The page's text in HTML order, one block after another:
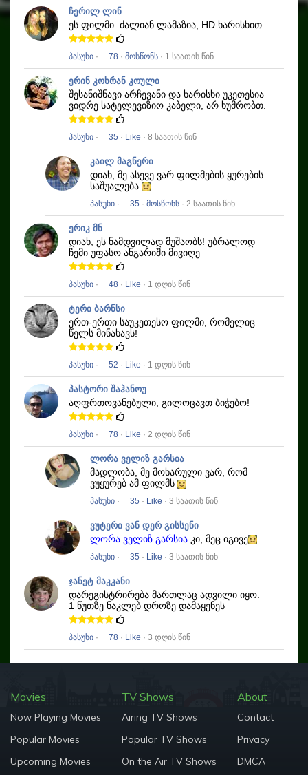
ჩერილ ლინ
ეს ფილმი ძალიან ლამაზია, HD ხარისხით
პასუხი · 78 · მოსწონს · 1 საათის წინ
ერინ კოხრან კოული
შესანიშნავი არჩევანი და ხარისხი უკეთესია
ვიდრე სატელევიზიო კაბელი, არ ხუმრობთ.
პასუხი · 35 · Like · 8 საათის წინ
კაილ მაგნერი
დიახ, მე ასევე ვარ ფილმების ყურების
საშუალება
პასუხი · 35 · მოსწონს · 2 საათის წინ
ერიკ მნ
დიახ, ეს ნამდვილად მუშაობს! უბრალოდ
ჩემი უფასო ანგარიში მივიღე
პასუხი · 48 · Like · 1 დღის წინ
ტერი ბარნსი
ერთ-ერთი საუკეთესო ფილმი, რომელიც
წელს მინახავს!
პასუხი · 52 · Like · 1 დღის წინ
პასტორი შაჰანოუ
აღფრთოვანებული, გილოცავთ ბიჭებო!
პასუხი · 78 · Like · 2 დღის წინ
ლორა ველიზ გარსია
მადლობა, მე მოხარული ვარ, რომ
ვუყურებ ამ ფილმს
პასუხი · 35 · Like · 3 საათის წინ
ვუტერი ვან დერ გისსენი
ლორა ველიზ გარსია კი, მეც იგივე
პასუხი · 35 · Like · 3 საათის წინ
ჯანეტ მაკკანი
დარეგისტრირება მართლაც ადვილი იყო.
1 წუთზე ნაკლებ დროზე დამაყენეს
პასუხი · 78 · Like · 3 დღის წინ
Movies
Now Playing Movies
Popular Movies
Upcoming Movies
TV Shows
Airing TV Shows
Popular TV Shows
On the Air TV Shows
About
Contact
Privacy
DMCA